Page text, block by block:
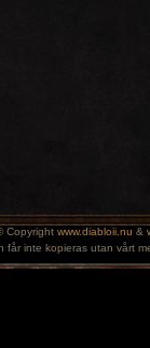
Copyright www.diabloii.nu &
får inte kopieras utan vårt